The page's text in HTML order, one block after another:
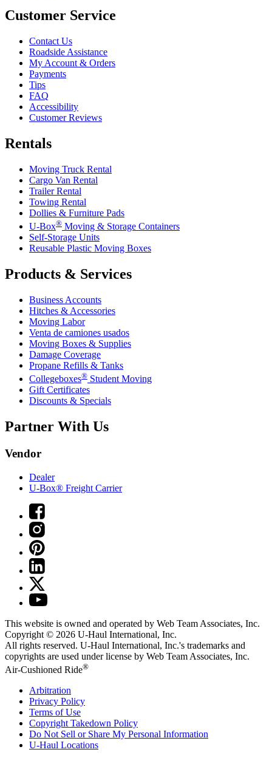
Customer Service
Contact Us
Roadside Assistance
My Account & Orders
Payments
Tips
FAQ
Accessibility
Customer Reviews
Rentals
Moving Truck Rental
Cargo Van Rental
Trailer Rental
Towing Rental
Dollies & Furniture Pads
U-Box® Moving & Storage Containers
Self-Storage Units
Reusable Plastic Moving Boxes
Products & Services
Business Accounts
Hitches & Accessories
Moving Labor
Venta de camiones usados
Moving Boxes & Supplies
Damage Coverage
Propane Refills & Tanks
Collegeboxes® Student Moving
Gift Certificates
Discounts & Specials
Partner With Us
Vendor
Dealer
U-Box® Freight Carrier
This website is owned and operated by Web Team Associates, Inc.
Copyright © 2026 U-Haul International, Inc.
All rights reserved. U-Haul International, Inc.'s trademarks and
copyrights are used under license by Web Team Associates, Inc.
Air-Cushioned Ride®
Arbitration
Privacy Policy
Terms of Use
Copyright Takedown Policy
Do Not Sell or Share My Personal Information
U-Haul Locations